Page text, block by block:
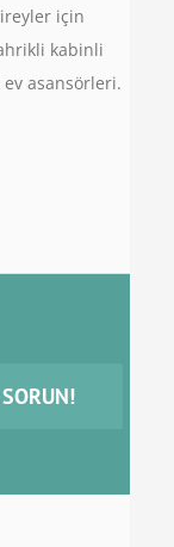
için
kabinli
asansörleri.